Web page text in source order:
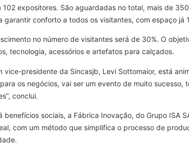
expositores. São aguardadas no total, mais de
garantir conforto a todos os visitantes, com espaço já
no número de visitantes será de 30%. O
tecnologia, acessórios e artefatos para calçados.
vice-presidente da Sincasjb, Levi Sottomaior, está
os negócios, vai ser um evento de muito
conclui.
sociais, a Fábrica Inovação, do Grupo ISA
com um método que simplifica o processo de